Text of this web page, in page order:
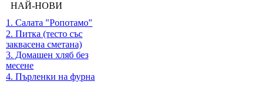
НАЙ-НОВИ
1. Салата "Ропотамо"
2. Питка (тесто със
заквасена сметана)
3. Домашен хляб без
месене
4. Пърленки на фурна